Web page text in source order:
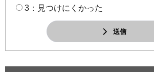
3：見つけにくかった
送信